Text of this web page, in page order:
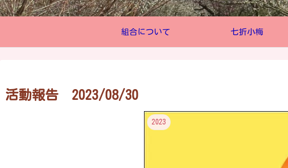
組合について 七折小梅
活動報告 2023/08/30
2023